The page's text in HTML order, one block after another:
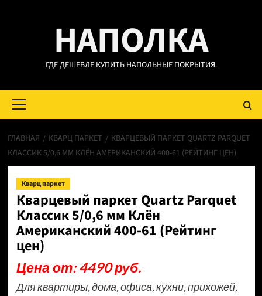
НАПОЛКА
ГДЕ ДЕШЕВЛЕ КУПИТЬ НАПОЛЬНЫЕ ПОКРЫТИЯ.
меню
ГЛАВНАЯ КВАРЦ ПАРКЕТ
КВАРЦЕВЫЙ ПАРКЕТ QUARTZ PARQUET
КЛАССИК 5/0,6 ММ КЛЁН АМЕРИКАНСКИЙ 400-61 (РЕЙТИНГ ЦЕН)
Кварц паркет
Кварцевый паркет Quartz Parquet
Классик 5/0,6 мм Клён
Американский 400-61 (Рейтинг
цен)
Цена от: 4490 руб.
Для квартиры, дома, офиса, кухни, прихожей,